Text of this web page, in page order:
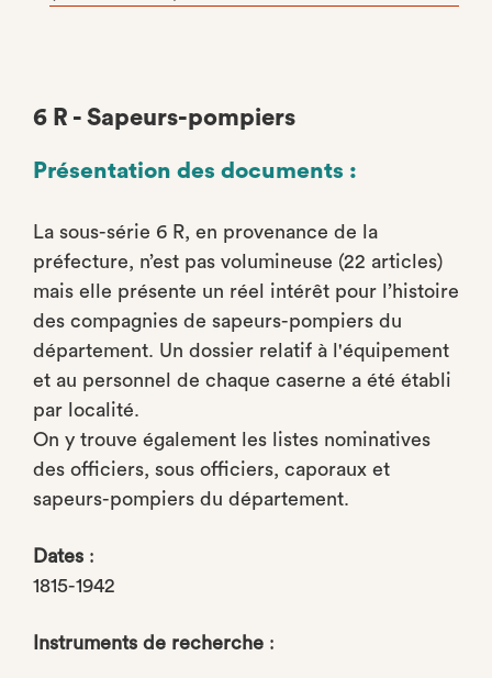
6 R - Sapeurs-pompiers
Présentation des documents :
La sous-série 6 R, en provenance de la
préfecture, n’est pas volumineuse (22 articles)
mais elle présente un réel intérêt pour l’histoire
des compagnies de sapeurs-pompiers du
département. Un dossier relatif à l'équipement
et au personnel de chaque caserne a été établi
par localité.
On y trouve également les listes nominatives
des officiers, sous officiers, caporaux et
sapeurs-pompiers du département.
Dates :
1815-1942
Instruments de recherche :